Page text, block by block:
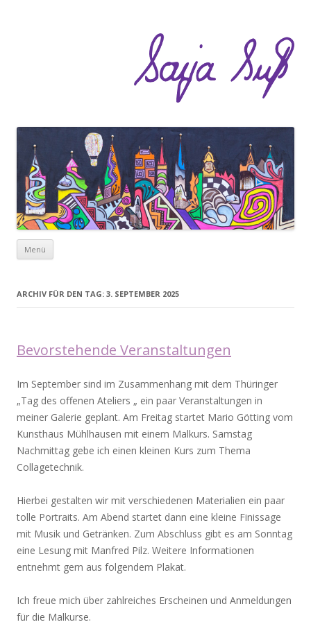
Menü
ARCHIV FÜR DEN TAG: 3. SEPTEMBER 2025
Bevorstehende Veranstaltungen
Im September sind im Zusammenhang mit dem Thüringer
„Tag des offenen Ateliers „ ein paar Veranstaltungen in
meiner Galerie geplant. Am Freitag startet Mario Götting vom
Kunsthaus Mühlhausen mit einem Malkurs. Samstag
Nachmittag gebe ich einen kleinen Kurs zum Thema
Collagetechnik.
Hierbei gestalten wir mit verschiedenen Materialien ein paar
tolle Portraits. Am Abend startet dann eine kleine Finissage
mit Musik und Getränken. Zum Abschluss gibt es am Sonntag
eine Lesung mit Manfred Pilz. Weitere Informationen
entnehmt gern aus folgendem Plakat.
Ich freue mich über zahlreiches Erscheinen und Anmeldungen
für die Malkurse.